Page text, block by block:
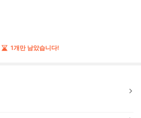
1개만 남았습니다!